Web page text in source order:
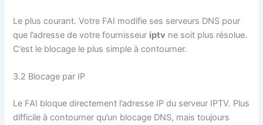
Le plus courant. Votre FAI modifie ses serveurs DNS pour
que l’adresse de votre fournisseur iptv ne soit plus résolue.
C’est le blocage le plus simple à contourner.
3.2 Blocage par IP
Le FAI bloque directement l’adresse IP du serveur IPTV. Plus
difficile à contourner qu’un blocage DNS, mais toujours